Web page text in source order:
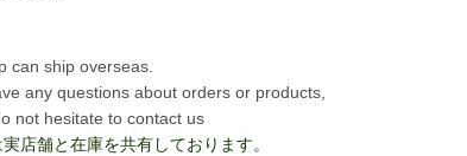
can ship overseas.
any questions about orders or products,
not hesitate to contact us
店舗と在庫を共有しております。